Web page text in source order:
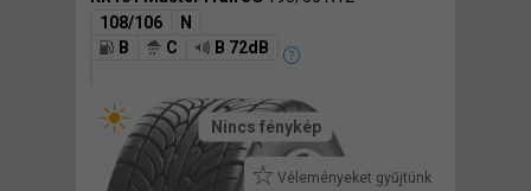
108/106
N
B
C B 72dB
Véleményeket gyűjtünk
Nincs fénykép